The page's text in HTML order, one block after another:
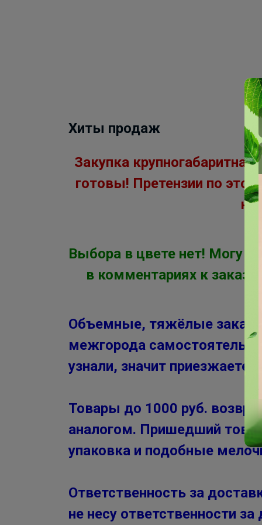
Хиты продаж
Закупка
готовы! Претензии по
не
Выбора в цвете нет! Могу
в комментариях к заказу
Объемные, тяжёлые заказы
межгорода
узнали, значит приезжаете
Товары до 1000 руб.
аналогом. Пришедший
упаковка и подобные
Ответственность за
не несу ответственности